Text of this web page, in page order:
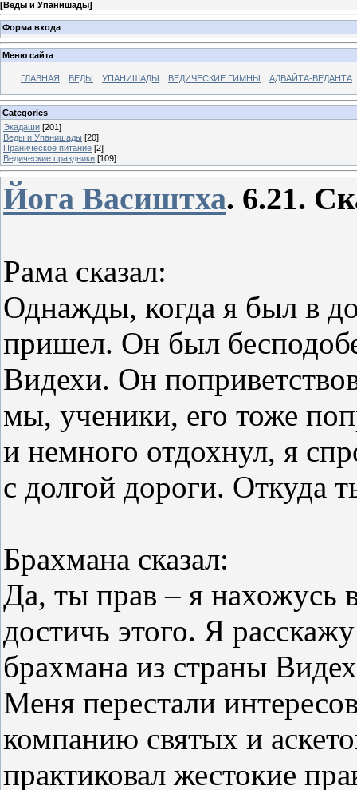
[Веды и Упанишады]
Форма входа
Меню сайта
ГЛАВНАЯ ВЕДЫ УПАНИШАДЫ ВЕДИЧЕСКИЕ ГИМНЫ АДВАЙТА-ВЕДАНТА
Categories
Экадаши [201]
Веды и Упанишады [20]
Праническое питание [2]
Ведические праздники [109]
Йога Васиштха. 6.21.
Рама сказал:
Однажды, когда я был в
пришел. Он был
Видехи. Он
мы, ученики, его тоже
и немного отдохнул, я
с долгой дороги. Откуда
Брахмана сказал:
Да, ты прав – я нахожусь
достичь этого. Я
брахмана из страны
Меня перестали
компанию святых и
практиковал жестокие